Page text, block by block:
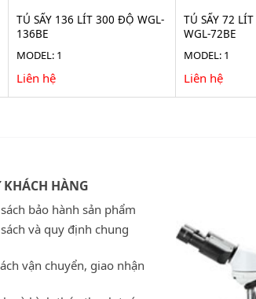
TỦ SẤY 136 LÍT 300 ĐỘ WGL-
136BE
MODEL: 1
Liên hệ
TỦ SẤY 72
WGL-72BE
MODEL: 1
Liên hệ
KHÁCH HÀNG
bảo hành sản phẩm
và quy định chung
vận chuyển, giao nhận